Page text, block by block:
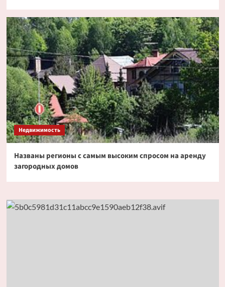
Недвижимость
Названы регионы с самым высоким спросом на аренду
загородных домов